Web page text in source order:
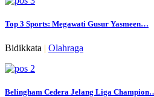
Top 3 Sports: Megawati Gusur Yasmeen…
Bidikkata | Olahraga
Belingham Cedera Jelang Liga